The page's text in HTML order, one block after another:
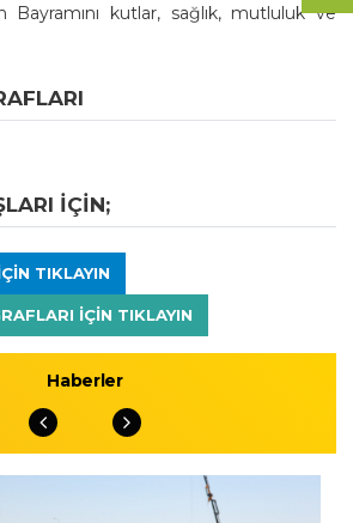
Bayramını kutlar, sağlık, mutluluk ve
IÇIN;
TIKLAYIN
IÇIN TIKLAYIN
Haberler